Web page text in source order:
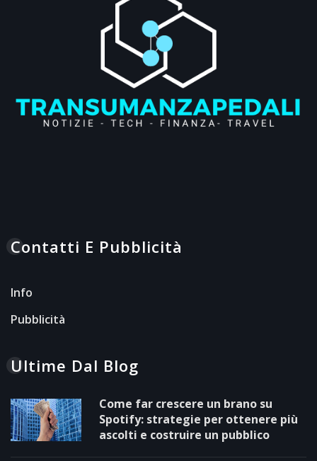
Contatti E Pubblicità
Info
Pubblicità
Ultime Dal Blog
Come far crescere un brano su
Spotify: strategie per ottenere più
ascolti e costruire un pubblico